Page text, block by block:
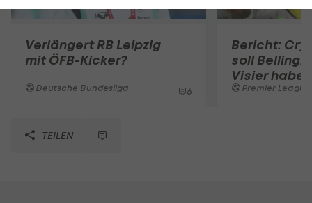
Verlängert RB Leipzig
mit ÖFB-Kicker?
Deutsche Bundesliga 6
Bericht:
soll
Visier haben
Premier League
TEILEN